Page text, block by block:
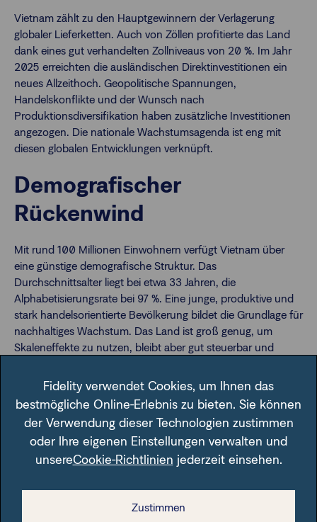
Vietnam zählt zu den Hauptgewinnern der Verlagerung
globaler Lieferketten. Auch von Zöllen profitierte das Land
dank eines gut verhandelten Zollniveaus von 20 %. Im Jahr
2025 erreichten die ausländischen Direktinvestitionen ein
neues Allzeithoch. Geopolitische Spannungen,
Handelskonflikte und der Wunsch nach
Produktionsdiversifikation haben zusätzliche Investitionen
angezogen. Die nationale Wachstumsagenda ist eng mit
diesen globalen Entwicklungen verknüpft.
Demografischer
Rückenwind
Mit rund 100 Millionen Einwohnern verfügt Vietnam über
eine günstige demografische Struktur. Das
Durchschnittsalter liegt bei etwa 33 Jahren, die
Alphabetisierungsrate bei 97 %. Eine junge, produktive und
stark handelsorientierte Bevölkerung bildet die Grundlage für
nachhaltiges Wachstum. Das Land ist groß genug, um
Skaleneffekte zu nutzen, bleibt aber gut steuerbar und
Ambitionen.
Grünes Wachstum und
ökologische Initiativen
Energien, reduziert CO₂-Emissionen und implementiert
Fidelity verwendet Cookies, um Ihnen das
bestmögliche Online-Erlebnis zu bieten. Sie können
der Verwendung dieser Technologien zustimmen
oder Ihre eigenen Einstellungen verwalten und
unsereCookie-Richtlinien jederzeit einsehen.
Zustimmen